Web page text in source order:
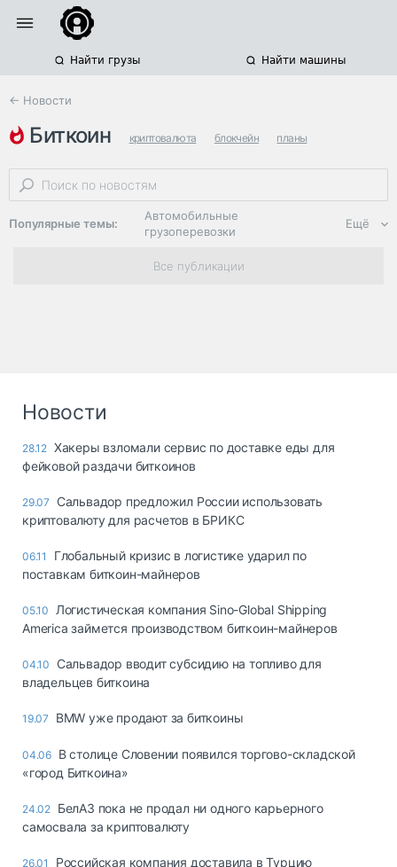
Найти грузы Найти машины
← Новости
биткоин криптовалюта блокчейн планы
Популярные темы:
Автомобильные
грузоперевозки
Региональная
логистика
опасные грузы
страхование
Склады и
грузовые
Коммерческий
транспорт
Спецтехника
запчасти, шины
автохимия
Дзен
Ещё
Все публикации
Новости
28.12 Хакеры взломали сервис по доставке еды для
фейковой раздачи биткоинов
29.07
Сальвадор предложил России использовать
криптовалюту для расчетов в БРИКС
06.11
Глобальный кризис в логистике ударил по
поставкам биткоин-майнеров
05.10
Логистическая компания Sino-Global Shipping
America займется производством биткоин-майнеров
04.10
Сальвадор вводит субсидию на топливо для
владельцев биткоина
19.07 BMW уже продают за биткоины
04.06 В столице Словении появился торгово-складской
«город Биткоина»
24.02 БелАЗ пока не продал ни одного карьерного
самосвала за криптовалюту
26.01
Российская компания доставила в Турцию